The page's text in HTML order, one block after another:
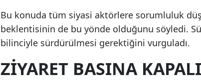
Bu konuda tüm siyasi aktörlere sorumluluk
beklentisinin de bu yönde olduğunu söyledi.
bilinciyle sürdürülmesi gerektiğini vurguladı.
ZIYARET BASINA